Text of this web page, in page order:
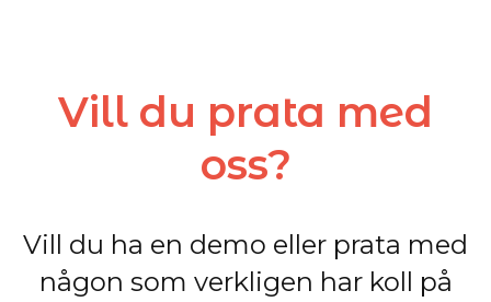
Vill du prata med
oss?
Vill du ha en demo eller prata med
någon som verkligen har koll på